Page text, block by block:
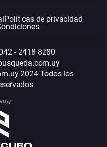
Políticas de privacidad
- 2418 8280
2024 Todos los